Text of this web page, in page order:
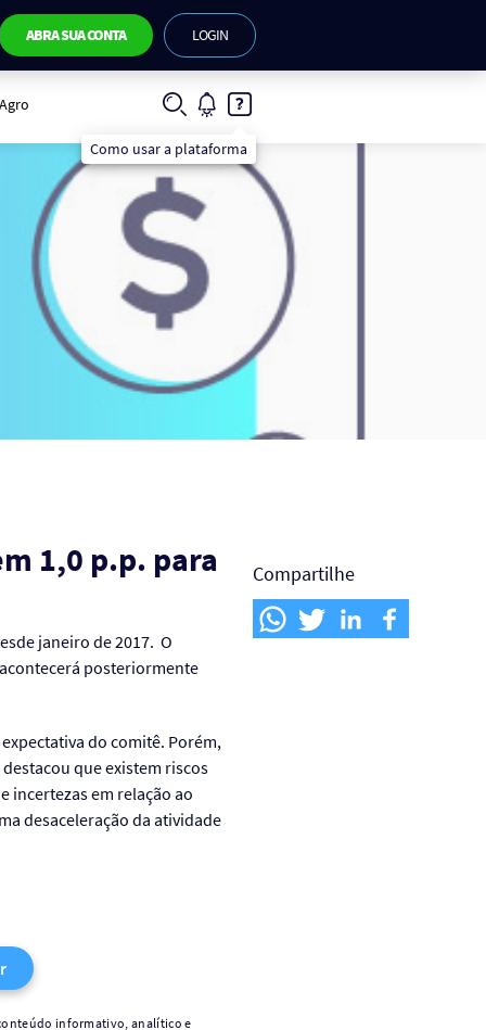
ABRA SUA CONTA LOGIN
Como usar a plataforma
1,0 p.p. para
janeiro de 2017. O
posteriormente
do comitê. Porém,
que existem riscos
incertezas em relação ao
desaceleração da atividade
informativo, analítico e
Compartilhe